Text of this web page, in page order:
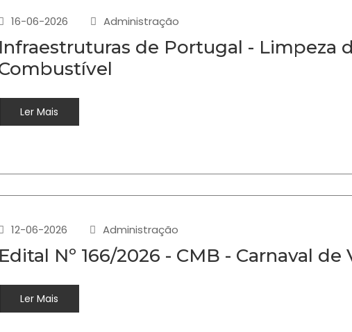
16-06-2026 Administração
Infraestruturas de Portugal - Limpeza
Ler Mais
12-06-2026 Administração
Edital Nº 166/2026 - CMB - Carnaval de
Ler Mais